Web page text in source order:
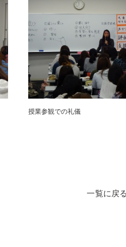
授業参観での礼儀
一覧に戻る